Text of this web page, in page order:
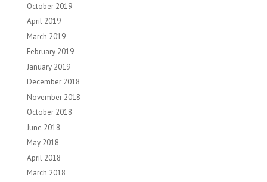
October 2019
April 2019
March 2019
February 2019
January 2019
December 2018
November 2018
October 2018
June 2018
May 2018
April 2018
March 2018